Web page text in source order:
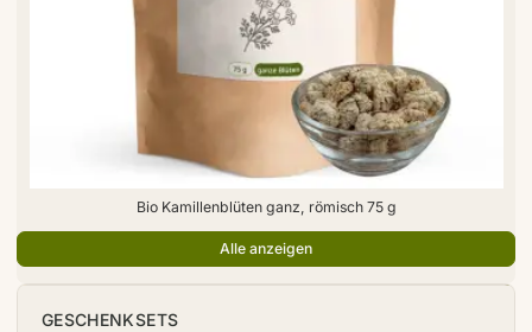
Bio Kamillenblüten ganz, römisch 75 g
Alle anzeigen
GESCHENKSETS